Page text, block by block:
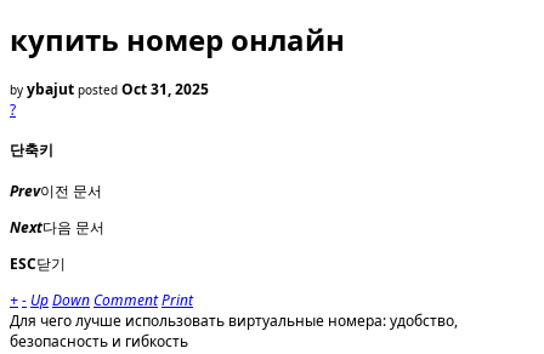
купить номер онлайн
by ybajut posted Oct 31, 2025
?
단축키
Prev이전 문서
Next다음 문서
ESC닫기
+- UpDownCommentPrint
Для чего лучше использовать виртуальные номера: удобство,
безопасность и гибкость